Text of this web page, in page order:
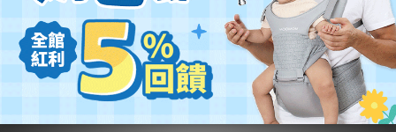
公司地址： 新北市汐止區新台五路一段102號21樓
客服電話：(02) 2696-1681
客服時間：週一至週五 9:00~18:00
銷售合作